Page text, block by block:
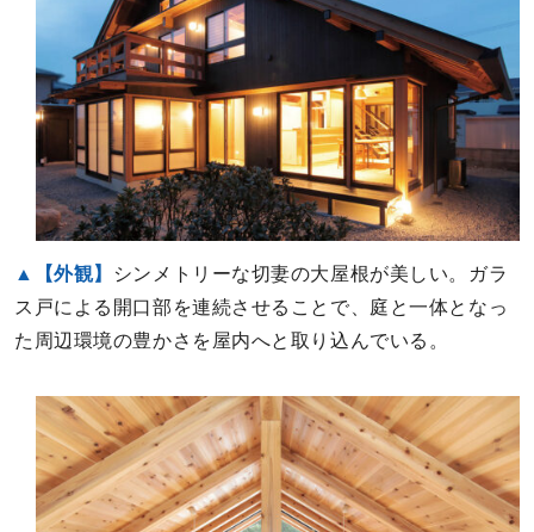
▲【外観】
シンメトリーな切妻の大屋根が美しい。ガラ
ス戸による開口部を連続させることで、庭と一体となっ
た周辺環境の豊かさを屋内へと取り込んでいる。